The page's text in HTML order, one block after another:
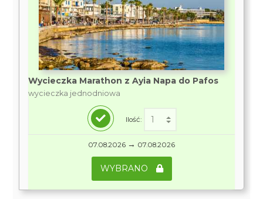
Wycieczka Marathon z Ayia Napa do Pafos
wycieczka jednodniowa
Ilość:
07.08.2026 → 07.08.2026
WYBRANO